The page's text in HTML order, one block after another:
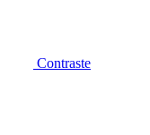
Contraste